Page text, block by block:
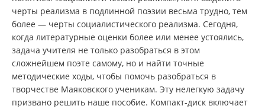
черты реализма в подлинной поэзии весьма трудно, тем
более — черты социалистического реализма. Сегодня,
когда литературные оценки более или менее устоялись,
задача учителя не только разобраться в этом
сложнейшем поэте самому, но и найти точные
методические ходы, чтобы помочь разобраться в
творчестве Маяковского ученикам. Эту нелегкую задачу
призвано решить наше пособие. Компакт-диск включает